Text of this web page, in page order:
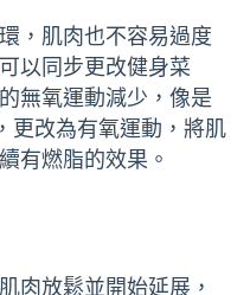
，肌肉也不容易過度
以同步更改健身菜
無氧運動減少，像是
更改為有氧運動，將肌
有燃脂的效果。
肉放鬆並開始延展，